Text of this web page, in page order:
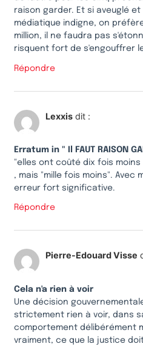
raison garder. Et si aveuglé
médiatique indigne, on
million, il ne faudra pas
risquent fort de s'engouffrer
Répondre
Lexxis dit :
Erratum in " Il FAUT RAISON
"elles ont coûté dix fois moins
, mais "mille fois moins". Avec
erreur fort significative.
Répondre
Pierre-Edouard Visse
Cela n'a rien à voir
Une décision
strictement rien à voir, dans
comportement délibérément
vraiment, ce que la justice